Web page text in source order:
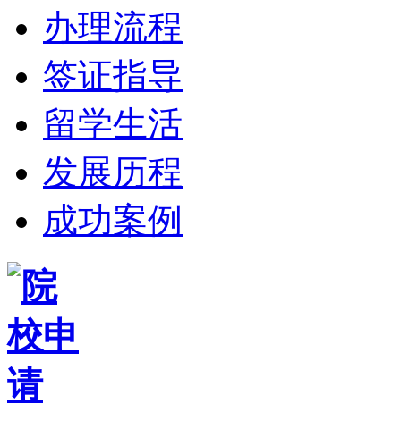
办理流程
签证指导
留学生活
发展历程
成功案例